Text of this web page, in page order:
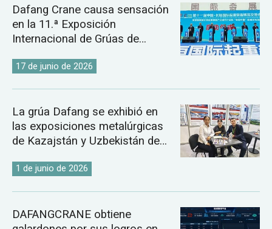
Dafang Crane causa sensación
en la 11.ª Exposición
Internacional de Grúas de
17 de junio de 2026
La grúa Dafang se exhibió en
las exposiciones metalúrgicas
de Kazajstán y Uzbekistán de
1 de junio de 2026
DAFANGCRANE obtiene